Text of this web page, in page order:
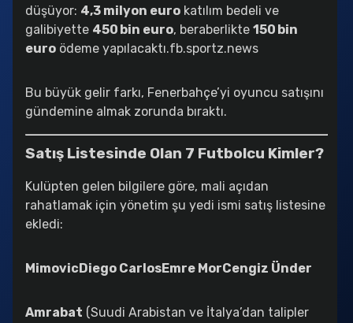
düşüyor: 4,3 milyon euro katılım bedeli ve
galibiyette 450 bin euro, beraberlikte 150 bin
euro ödeme yapılacaktı.fb.sportz.news
Bu büyük gelir farkı, Fenerbahçe’yi oyuncu satışını
gündemine almak zorunda bıraktı.
Satış Listesinde Olan 7 Futbolcu Kimler?
Kulüpten gelen bilgilere göre, mali açıdan
rahatlamak için yönetim şu yedi ismi satış listesine
ekledi:
MimovicDiego CarlosEmre MorCengiz Ünder
Amrabat (Suudi Arabistan ve İtalya’dan talipler
Altay Bayındır’ın Hatası Kaçınılmaz Bir Krize Dönüştü
2025-08-18 12:08:42